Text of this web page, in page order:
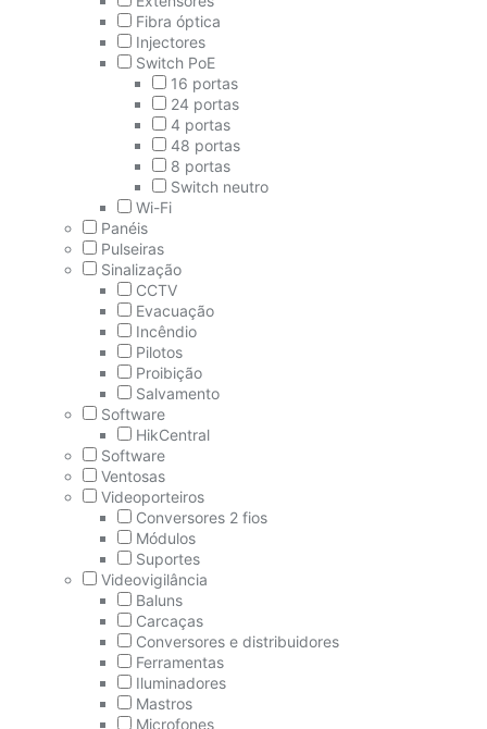
Fibra óptica
Injectores
Switch PoE
16 portas
24 portas
4 portas
48 portas
8 portas
Switch neutro
Wi-Fi
Panéis
Pulseiras
Sinalização
CCTV
Evacuação
Incêndio
Pilotos
Proibição
Salvamento
Software
HikCentral
Software
Ventosas
Videoporteiros
Conversores 2 fios
Módulos
Suportes
Videovigilância
Baluns
Carcaças
Conversores e distribuidores
Ferramentas
Iluminadores
Mastros
Microfones